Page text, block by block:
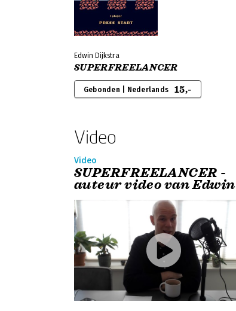
Edwin Dijkstra
SUPERFREELANCER
Gebonden | Nederlands 15,-
Video
Video
SUPERFREELANCER -
auteur video van Edwin